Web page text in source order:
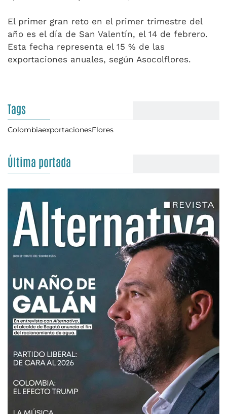
El primer gran reto en el primer trimestre del
año es el día de San Valentín, el 14 de febrero.
Esta fecha representa el 15 % de las
exportaciones anuales, según Asocolflores.
Tags
ColombiaexportacionesFlores
Última portada